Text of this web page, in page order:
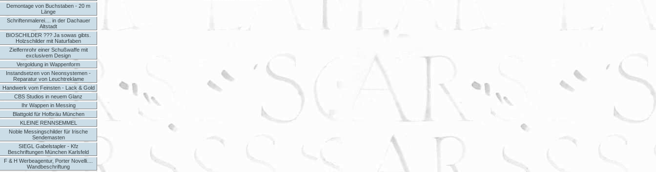
Demontage von Buchstaben - 20 m
Länge
Schriftenmalerei.... in der Dachauer
Altstadt
BIOSCHILDER ??? Ja sowas gibts.
Holzschilder mit Naturfaben
Zielfernrohr einer Schußwaffe mit
exclusivem Design
Vergoldung in Wappenform
Instandsetzen von Neonsystemen -
Reparatur von Leuchtreklame
Handwerk vom Feinsten - Lack & Gold
CBS Studios in neuem Glanz
Ihr Wappen in Messing
Blattgold für Hofbräu München
KLEINE RENNSEMMEL
Noble Messingschilder für Irische
Sendemasten
SIEGL Gabelstapler - Kfz
Beschriftungen München Karlsfeld
F & H Werbeagentur, Porter Novelli....
Wandbeschriftung